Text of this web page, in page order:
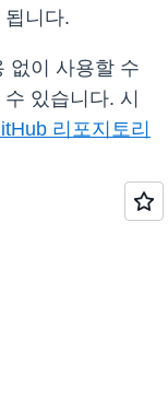
니다.
없이 사용할 수
있습니다. 시
리포지토리